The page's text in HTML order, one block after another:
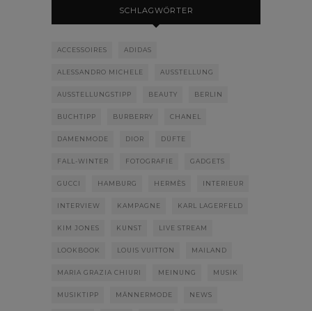
SCHLAGWÖRTER
ACCESSOIRES ADIDAS
ALESSANDRO MICHELE AUSSTELLUNG
AUSSTELLUNGSTIPP BEAUTY BERLIN
BUCHTIPP BURBERRY CHANEL
DAMENMODE DIOR DÜFTE
FALL-WINTER FOTOGRAFIE GADGETS
GUCCI HAMBURG HERMÈS INTERIEUR
INTERVIEW KAMPAGNE KARL LAGERFELD
KIM JONES KUNST LIVE STREAM
LOOKBOOK LOUIS VUITTON MAILAND
MARIA GRAZIA CHIURI MEINUNG MUSIK
MUSIKTIPP MÄNNERMODE NEWS